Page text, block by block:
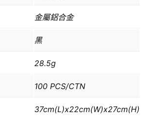
金屬鋁合金
黑
28.5g
100 PCS/CTN
37cm(L)x22cm(W)x27cm(H)